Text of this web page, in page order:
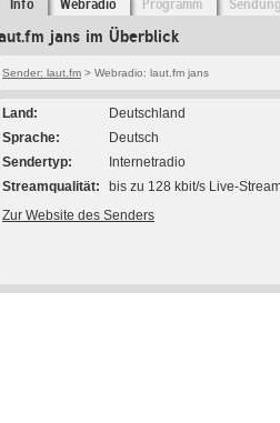
Info Webradio Programm
jans im Überblick
Sender: laut.fm > Webradio: laut.fm jans
Land
Deutschland
Sprache
Deutsch
Sendertyp
Internetradio
Streamqualität
bis zu 128 kbit/s Live-
Zur Website des Senders